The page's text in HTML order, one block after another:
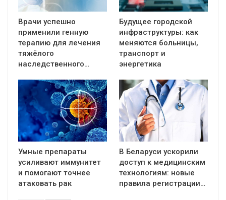
Врачи успешно
применили генную
терапию для лечения
тяжёлого
наследственного…
Будущее городской
инфраструктуры: как
меняются больницы,
транспорт и
энергетика
Умные препараты
усиливают иммунитет
и помогают точнее
атаковать рак
В Беларуси ускорили
доступ к медицинским
технологиям: новые
правила регистрации…